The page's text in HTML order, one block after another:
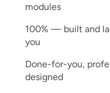
modules
100% — built and
you
Done-for-you,
designed